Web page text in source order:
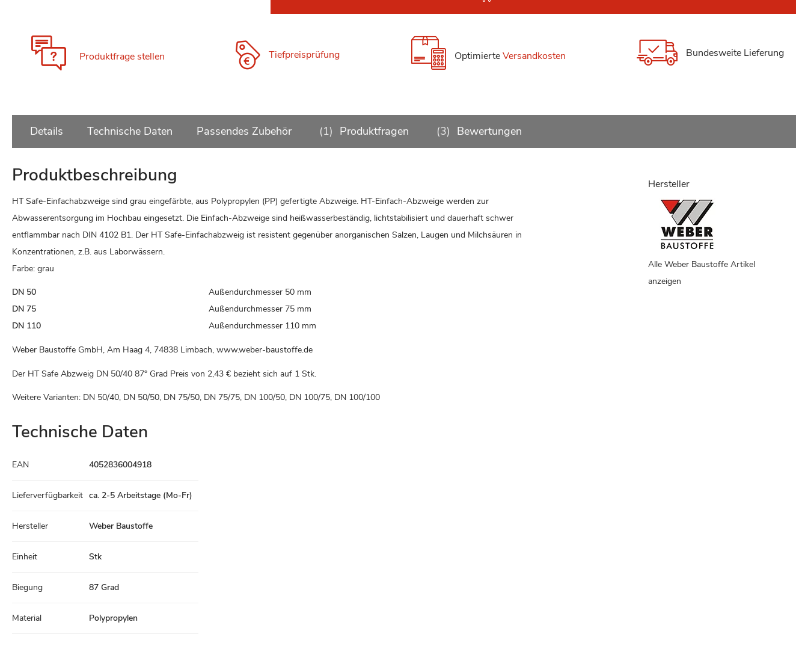
Produktfrage stellen Tiefpreisprüfung OptimierteVersandkosten Bundesweite Lieferung
Details Technische Daten Passendes Zubehör 1 Produktfragen 3 Bewertungen
Hersteller
Alle Weber Baustoffe Artikel
anzeigen
Produktbeschreibung
HT Safe-Einfachabzweige sind grau eingefärbte, aus Polypropylen (PP) gefertigte Abzweige. HT-Einfach-Abzweige werden zur
Abwasserentsorgung im Hochbau eingesetzt. Die Einfach-Abzweige sind heißwasserbeständig, lichtstabilisiert und dauerhaft schwer
entflammbar nach DIN 4102 B1. Der HT Safe-Einfachabzweig ist resistent gegenüber anorganischen Salzen, Laugen und Milchsäuren in
Konzentrationen, z.B. aus Laborwässern.
Farbe: grau
DN 50
Außendurchmesser 50 mm
DN 75
Außendurchmesser 75 mm
DN 110
Außendurchmesser 110 mm
Weber Baustoffe GmbH, Am Haag 4, 74838 Limbach, www.weber-baustoffe.de
Der HT Safe Abzweig DN 50/40 87° Grad Preis von 2,43 € bezieht sich auf 1 Stk.
Weitere Varianten: DN 50/40, DN 50/50, DN 75/50, DN 75/75, DN 100/50, DN 100/75, DN 100/100
Technische Daten
Daten
EAN 4052836004918
Lieferverfügbarkeit ca. 2-5 Arbeitstage (Mo-Fr)
Hersteller Weber Baustoffe
Einheit Stk
Biegung 87 Grad
Material Polypropylen